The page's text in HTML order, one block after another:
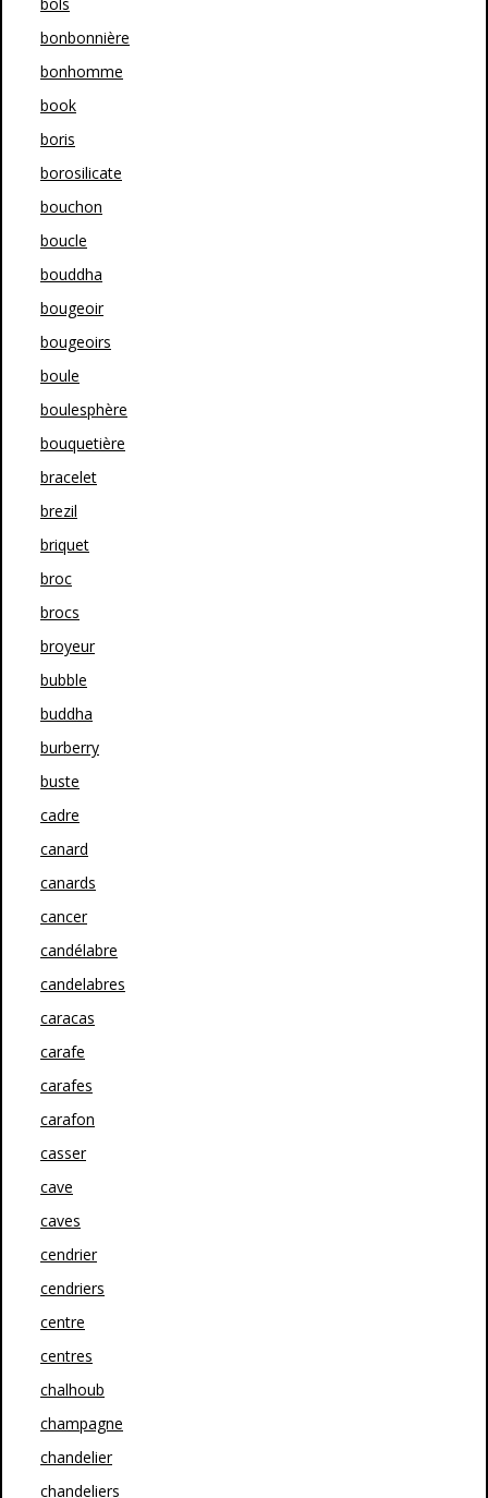
bonbonnière
bonhomme
book
boris
borosilicate
bouchon
boucle
bouddha
bougeoir
bougeoirs
boule
boulesphère
bouquetière
bracelet
brezil
briquet
broc
brocs
broyeur
bubble
buddha
burberry
buste
cadre
canard
canards
cancer
candélabre
candelabres
caracas
carafe
carafes
carafon
casser
cave
caves
cendrier
cendriers
centre
centres
chalhoub
champagne
chandelier
chandeliers